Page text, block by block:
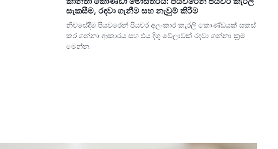
සැකසීම, රඳවා ගැනීම සහ නැවුම් කිරීම
නිවසේදීම පියවරෙන් පියවර අලංකාර කැරලි කොණ්ඩයක් සකස්
කර ගන්නා ආකාරය සහ එය දිගු වේලාවක් රඳවා ගන්නා ක්‍රම
මෙන්න.